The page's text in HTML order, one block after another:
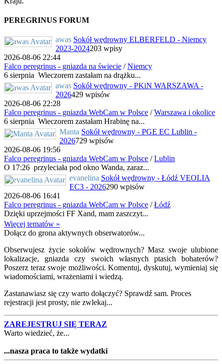
PEREGRINUS FORUM
awas Sokół wędrowny ELBERFELD - Niemcy
2023-2024203 wpisy
2026-08-06 22:44
Falco peregrinus - gniazda na świecie /Niemcy
6 sierpnia Wieczorem zastałam na drążku...
awas Sokół wędrowny - PKiN WARSZAWA -
2026429 wpisów
2026-08-06 22:28
Falco peregrinus - gniazda WebCam w Polsce /Warszawa i okolice
6 sierpnia Wieczorem zastałam Hrabinę na...
Manta Sokół wędrowny - PGE EC Lublin -
2026729 wpisów
2026-08-06 19:56
Falco peregrinus - gniazda WebCam w Polsce /Lublin
O 17:26 przyleciała pod okno Wanda, zaraz...
evanelina Sokół wędrowny - Łódź VEOLIA
EC3 - 2026290 wpisów
2026-08-06 16:41
Falco peregrinus - gniazda WebCam w Polsce /Łódź
Dzięki uprzejmości FF Xand, mam zaszczyt...
Więcej tematów »
Dołącz do grona aktywnych obserwatorów...
Obserwujesz życie sokołów wędrownych? Masz swoje ulubione
lokalizacje, gniazda czy swoich własnych ptasich bohaterów?
Poszerz teraz swoje możliwości. Komentuj, dyskutuj, wymieniaj się
wiadomościami, wrażeniami i wiedzą.
Zastanawiasz się czy warto dołączyć? Sprawdź sam. Proces
rejestracji jest prosty, nie zwlekaj...
ZAREJESTRUJ SIĘ TERAZ
Warto wiedzieć, że...
...nasza praca to także wydatki